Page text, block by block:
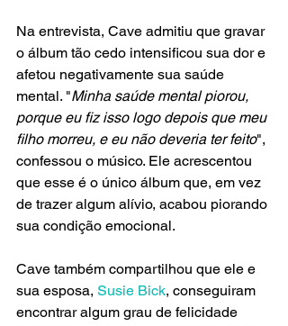
Na entrevista, Cave admitiu que gravar
o álbum tão cedo intensificou sua dor e
afetou negativamente sua saúde
mental. "Minha saúde mental piorou,
porque eu fiz isso logo depois que meu
filho morreu, e eu não deveria ter feito",
confessou o músico. Ele acrescentou
que esse é o único álbum que, em vez
de trazer algum alívio, acabou piorando
sua condição emocional.
Cave também compartilhou que ele e
sua esposa, Susie Bick, conseguiram
encontrar algum grau de felicidade